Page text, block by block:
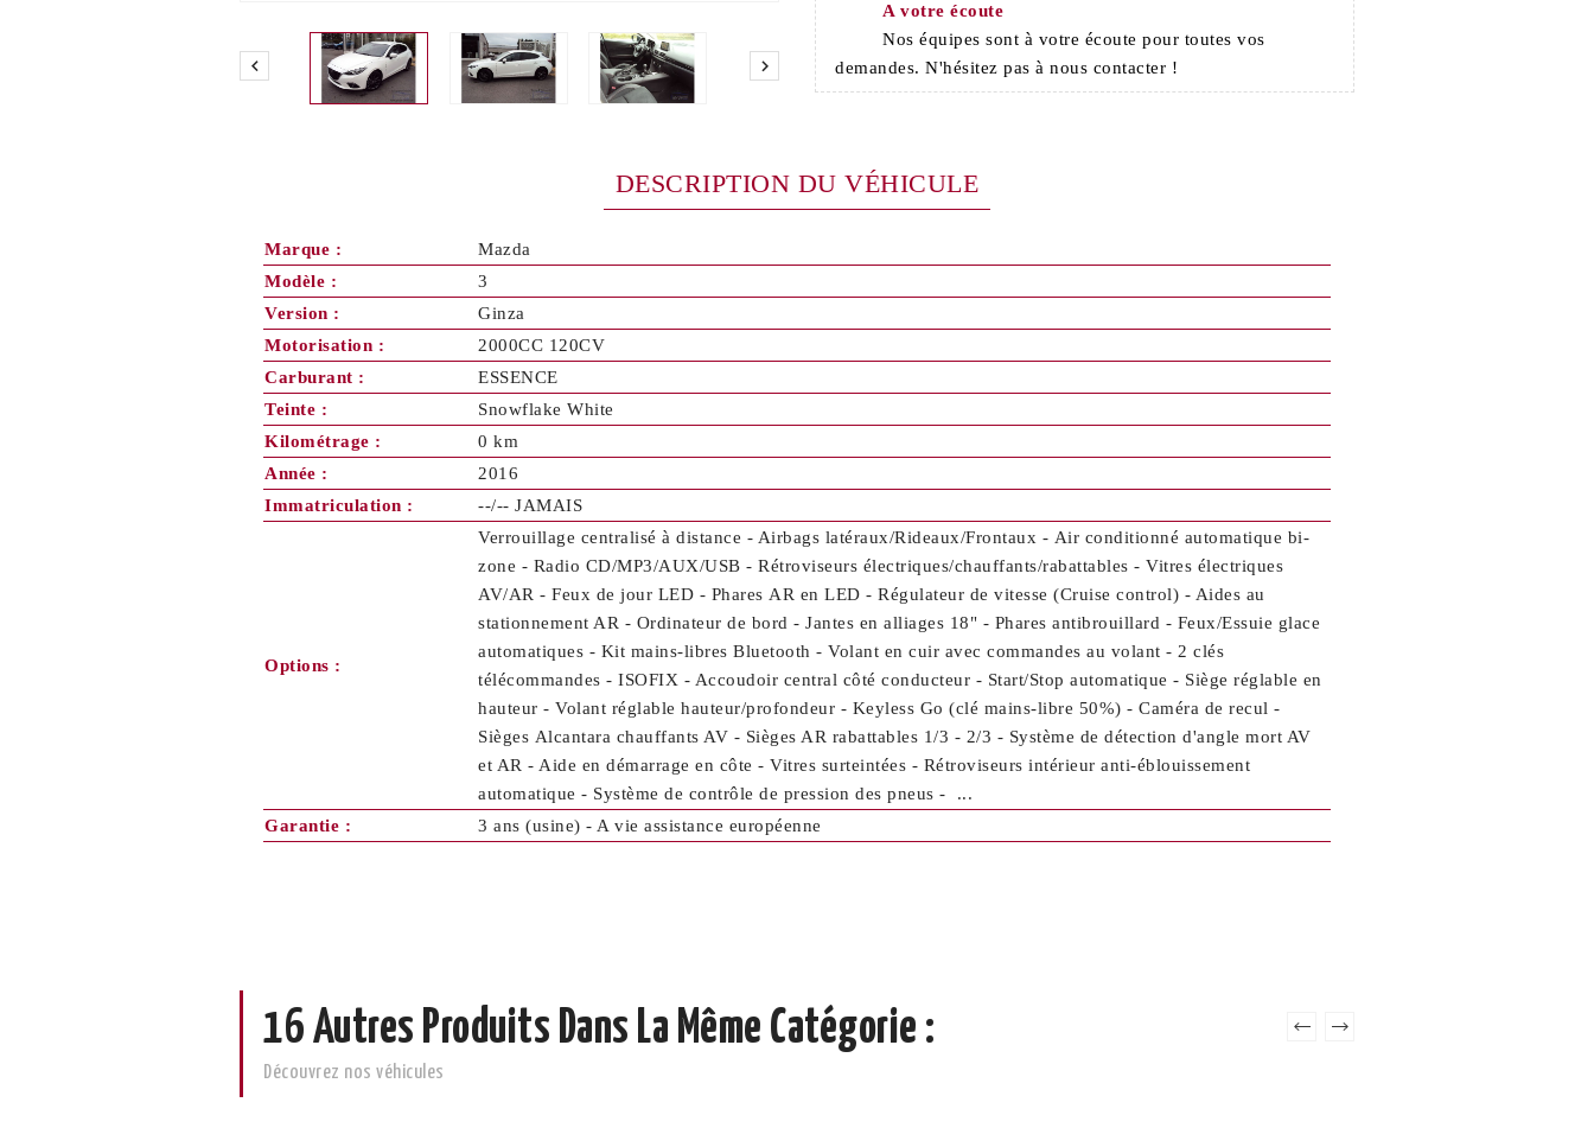
 
A votre écoute
Nos équipes sont à votre écoute pour toutes vos
demandes. N'hésitez pas à nous contacter !
DESCRIPTION DU VÉHICULE
Marque :
Mazda
Modèle :
3
Version :
Ginza
Motorisation :
2000CC 120CV
Carburant :
ESSENCE
Teinte :
Snowflake White
Kilométrage :
0 km
Année :
2016
Immatriculation :
--/-- JAMAIS
Options :
Verrouillage centralisé à distance - Airbags latéraux/Rideaux/Frontaux - Air conditionné automatique bi-
zone - Radio CD/MP3/AUX/USB - Rétroviseurs électriques/chauffants/rabattables - Vitres électriques
AV/AR - Feux de jour LED - Phares AR en LED - Régulateur de vitesse (Cruise control) - Aides au
stationnement AR - Ordinateur de bord - Jantes en alliages 18" - Phares antibrouillard - Feux/Essuie glace
automatiques - Kit mains-libres Bluetooth - Volant en cuir avec commandes au volant - 2 clés
télécommandes - ISOFIX - Accoudoir central côté conducteur - Start/Stop automatique - Siège réglable en
hauteur - Volant réglable hauteur/profondeur - Keyless Go (clé mains-libre 50%) - Caméra de recul -
Sièges Alcantara chauffants AV - Sièges AR rabattables 1/3 - 2/3 - Système de détection d'angle mort AV
et AR - Aide en démarrage en côte - Vitres surteintées - Rétroviseurs intérieur anti-éblouissement
automatique - Système de contrôle de pression des pneus - ...
Garantie :
3 ans (usine) - A vie assistance européenne
16 Autres Produits Dans La Même Catégorie :
Découvrez nos véhicules